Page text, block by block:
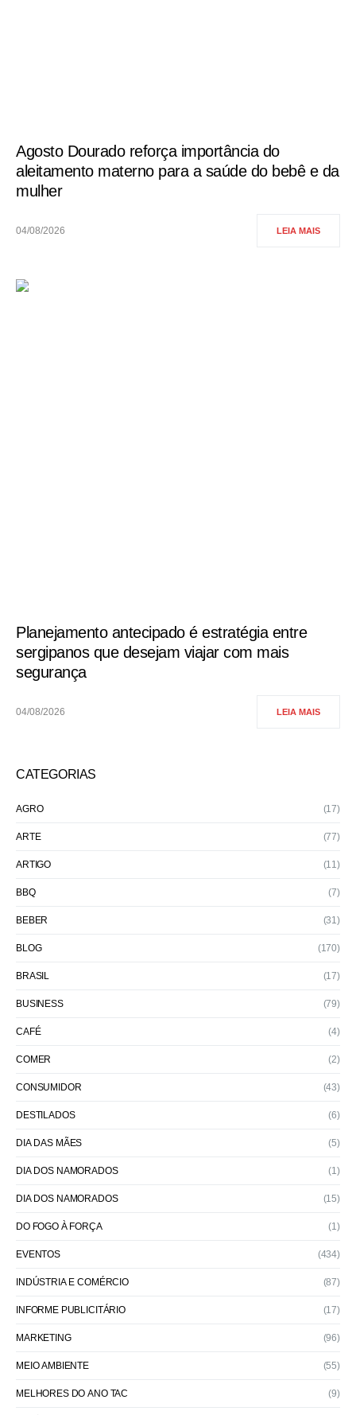
Agosto Dourado reforça importância do
aleitamento materno para a saúde do bebê e da
mulher
04/08/2026 LEIA MAIS
Planejamento antecipado é estratégia entre
sergipanos que desejam viajar com mais
segurança
04/08/2026 LEIA MAIS
CATEGORIAS
AGRO (17)
ARTE (77)
ARTIGO (11)
BBQ (7)
BEBER (31)
BLOG (170)
BRASIL (17)
BUSINESS (79)
CAFÉ (4)
COMER (2)
CONSUMIDOR (43)
DESTILADOS (6)
DIA DAS MÃES (5)
DIA DOS NAMORADOS (1)
DIA DOS NAMORADOS (15)
DO FOGO À FORÇA (1)
EVENTOS (434)
INDÚSTRIA E COMÉRCIO (87)
INFORME PUBLICITÁRIO (17)
MARKETING (96)
MEIO AMBIENTE (55)
MELHORES DO ANO TAC (9)